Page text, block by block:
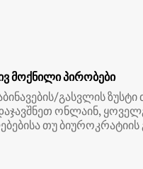
მოქნილი პირობები
გასვლის
ონლაინ,
თუ ბიუროკრატიის